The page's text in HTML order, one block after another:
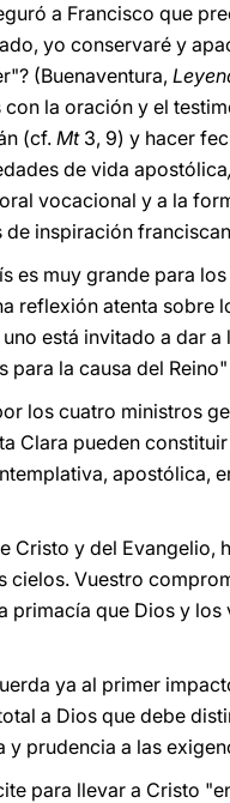
a Francisco que
yo conservaré y
(Buenaventura,
la oración y el
(cf. Mt 3, 9) y hacer
de vida apostólica,
vocacional y a la
inspiración
es muy grande para
reflexión atenta sobre
está invitado a dar
para la causa del
los cuatro ministros
Clara pueden
apostólica,
Cristo y del Evangelio,
Vuestro
que Dios y los
ya al primer
a Dios que debe
prudencia a las
para llevar a Cristo